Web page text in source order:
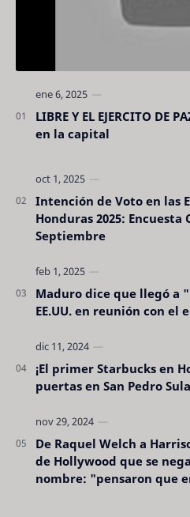
LIBRE Y EL EJERCITO DE
en la capital
Intención de Voto en las
Honduras 2025: Encuesta
Septiembre
Maduro dice que llegó a
EE.UU. en reunión con el
¡El primer Starbucks en
puertas en San Pedro
De Raquel Welch a
de Hollywood que se
nombre: "pensaron que